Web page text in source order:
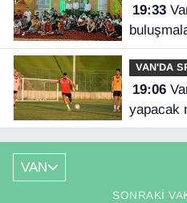
19:33Van’da sabah namazı
VAN'DA
19:06Van Spor yeni transferler
yapacak
İlhan
VAN
SONRAKI